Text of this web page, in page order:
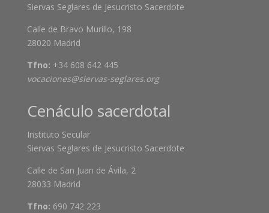
Siervas Seglares de Jesucristo Sacerdote
Calle de Bravo Murillo, 198
28020 Madrid
Tfno: +34 608 642 445
vocaciones@siervas-seglares.org
Cenáculo sacerdotal
Instituto Secular
Siervas Seglares de Jesucristo Sacerdote
Calle de San Juan de Ávila, 2
28033 Madrid
Tfno: 690 742 223